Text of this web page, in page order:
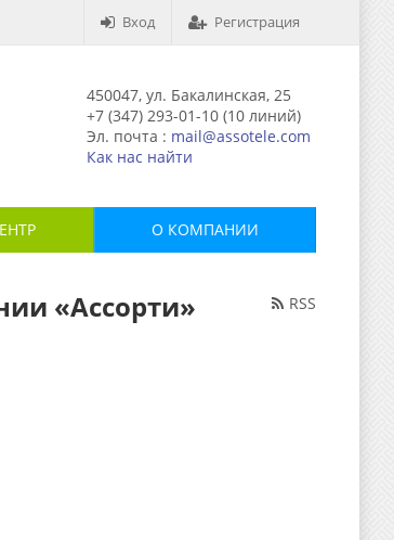
Вход Регистрация
450047, ул. Бакалинская, 25
+7 (347) 293-01-10 (10 линий)
Эл. почта : mail@assotele.com
Как нас найти
О КОМПАНИИ
RSS
«Ассорти»